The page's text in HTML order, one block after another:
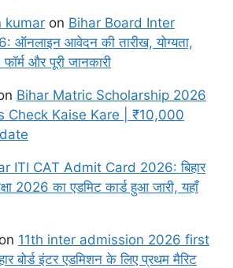
kumar on Bihar Board Inter
आवेदन की तारीख, योग्यता,
और पूरी जानकारी
Bihar Matric Scholarship 2026
Check Kaise Kare | ₹10,000
ITI CAT Admit Card 2026: बिहार
2026 का एडमिट कार्ड हुआ जारी, यहाँ
on 11th inter admission 2026 first
बोर्ड इंटर एडमिशन के लिए प्रथम मैरिट